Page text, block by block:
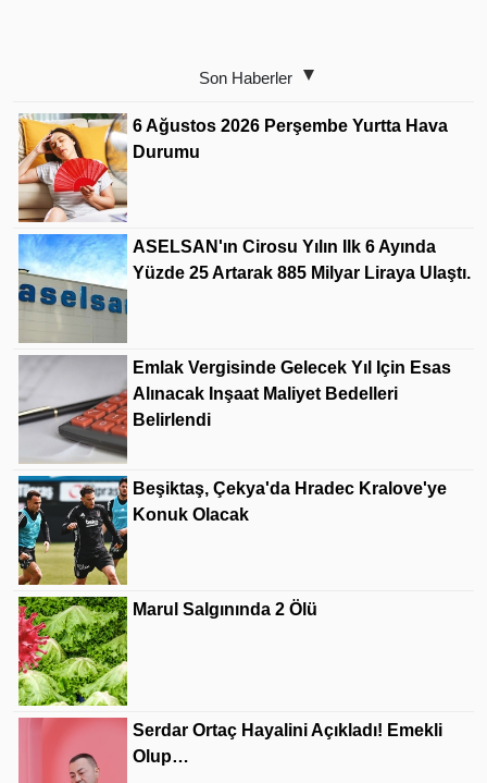
Son Haberler
6 Ağustos 2026 Perşembe Yurtta Hava
Durumu
ASELSAN'ın Cirosu Yılın Ilk 6 Ayında
Yüzde 25 Artarak 885 Milyar Liraya Ulaştı.
Emlak Vergisinde Gelecek Yıl Için Esas
Alınacak Inşaat Maliyet Bedelleri
Belirlendi
Beşiktaş, Çekya'da Hradec Kralove'ye
Konuk Olacak
Marul Salgınında 2 Ölü
Serdar Ortaç Hayalini Açıkladı! Emekli
Olup…